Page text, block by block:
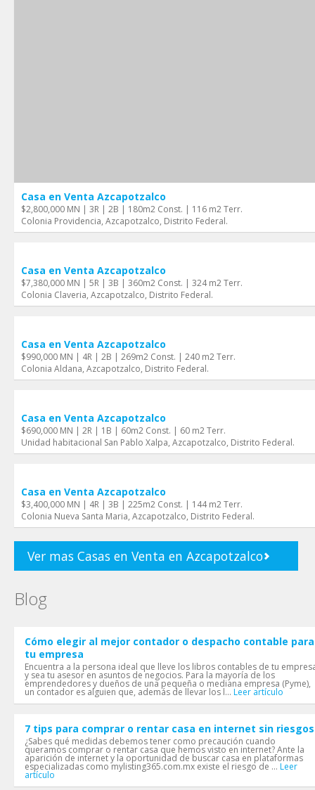
Casa en Venta Azcapotzalco
$2,800,000 MN | 3R | 2B | 180m2 Const. | 116 m2 Terr.
Colonia Providencia, Azcapotzalco, Distrito Federal.
Casa en Venta Azcapotzalco
$7,380,000 MN | 5R | 3B | 360m2 Const. | 324 m2 Terr.
Colonia Claveria, Azcapotzalco, Distrito Federal.
Casa en Venta Azcapotzalco
$990,000 MN | 4R | 2B | 269m2 Const. | 240 m2 Terr.
Colonia Aldana, Azcapotzalco, Distrito Federal.
Casa en Venta Azcapotzalco
$690,000 MN | 2R | 1B | 60m2 Const. | 60 m2 Terr.
Unidad habitacional San Pablo Xalpa, Azcapotzalco, Distrito Federal.
Casa en Venta Azcapotzalco
$3,400,000 MN | 4R | 3B | 225m2 Const. | 144 m2 Terr.
Colonia Nueva Santa Maria, Azcapotzalco, Distrito Federal.
Ver mas Casas en Venta en Azcapotzalco
Blog
Cómo elegir al mejor contador o despacho contable para
tu empresa
Encuentra a la persona ideal que lleve los libros contables de tu
y sea tu asesor en asuntos de negocios. Para la mayoría de los
emprendedores y dueños de una pequeña o mediana empresa (Pyme),
un contador es alguien que, además de llevar los l... Leer artículo
7 tips para comprar o rentar casa en internet sin riesgos
¿Sabes qué medidas debemos tener como precaución cuando
queramos comprar o rentar casa que hemos visto en internet? Ante la
aparición de internet y la oportunidad de buscar casa en plataformas
especializadas como mylisting365.com.mx existe el riesgo de ... Leer
artículo